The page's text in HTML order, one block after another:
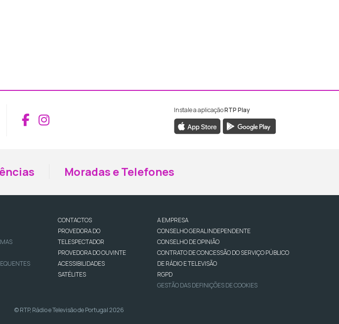
Aceder ao Facebook da RTP Madeira
Aceder ao Instagram da RTP Madeira
Instale a aplicaçãoRTP Play
Moradas e Telefones
CONTACTOS
PROVEDORA DO
TELESPECTADOR
PROVEDORA DO OUVINTE
ACESSIBILIDADES
SATÉLITES
A EMPRESA
CONSELHO GERAL INDEPENDENTE
CONSELHO DE OPINIÃO
CONTRATO DE CONCESSÃO DO SERVIÇO PÚBLICO
DE RÁDIO E TELEVISÃO
RGPD
GESTÃO DAS DEFINIÇÕES DE COOKIES
© RTP, Rádio e Televisão de Portugal 2026